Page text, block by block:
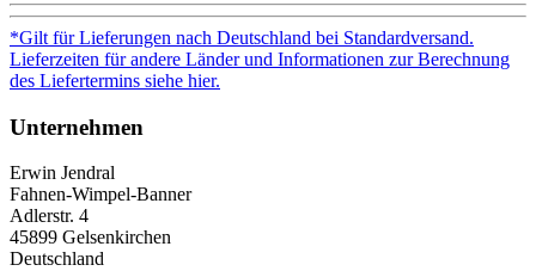
*Gilt für Lieferungen nach Deutschland bei Standardversand.
Lieferzeiten für andere Länder und Informationen zur Berechnung
des Liefertermins siehe hier.
Unternehmen
Erwin Jendral
Fahnen-Wimpel-Banner
Adlerstr. 4
45899 Gelsenkirchen
Deutschland